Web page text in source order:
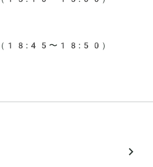
（18:45〜18:50）